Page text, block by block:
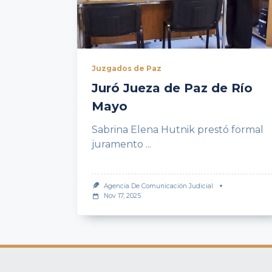
Juzgados de Paz
Juró Jueza de Paz de Río
Mayo
Sabrina Elena Hutnik prestó formal
juramento ...
Agencia De Comunicación Judicial
Nov 17, 2025